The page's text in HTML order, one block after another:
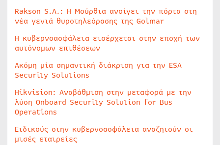
Rakson S.A.: Η Μούρθια ανοίγει την πόρτα στη
νέα γενιά θυροτηλεόρασης της Golmar
Η κυβερνοασφάλεια εισέρχεται στην εποχή των
αυτόνομων επιθέσεων
Ακόμη μία σημαντική διάκριση για την ESA
Security Solutions
Hikvision: Αναβάθμιση στην μεταφορά με την
λύση Onboard Security Solution for Bus
Operations
Ειδικούς στην κυβερνοασφάλεια αναζητούν οι
μισές εταιρείες